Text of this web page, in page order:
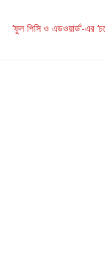
‘ফুল পিসি ও এডওয়ার্ড’-এর
রবীন্দ্রনাথ ও গুলজারের
কলের গান থেকে রীলস্ —